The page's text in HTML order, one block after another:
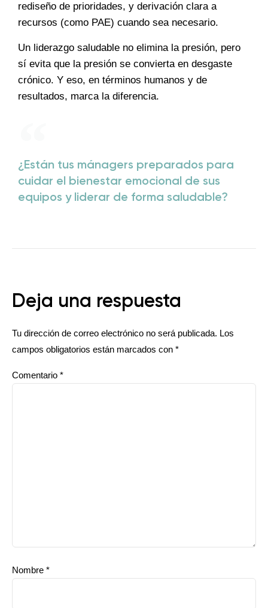
rediseño de prioridades, y derivación clara a
recursos (como PAE) cuando sea necesario.
Un liderazgo saludable no elimina la presión, pero
sí evita que la presión se convierta en desgaste
crónico. Y eso, en términos humanos y de
resultados, marca la diferencia.
¿Están tus mánagers preparados para
cuidar el bienestar emocional de sus
equipos y liderar de forma saludable?
Deja una respuesta
Tu dirección de correo electrónico no será publicada. Los
campos obligatorios están marcados con *
Comentario *
Nombre *